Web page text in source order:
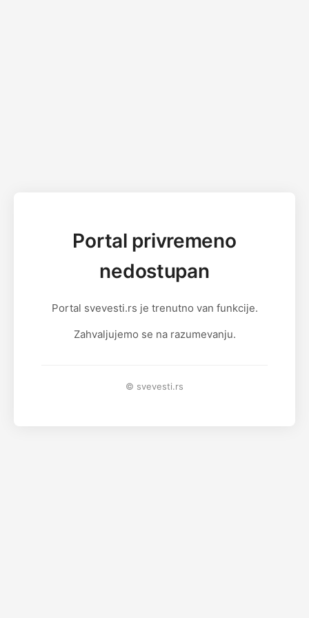
Portal privremeno
nedostupan
Portal svevesti.rs je trenutno van funkcije.
Zahvaljujemo se na razumevanju.
© svevesti.rs